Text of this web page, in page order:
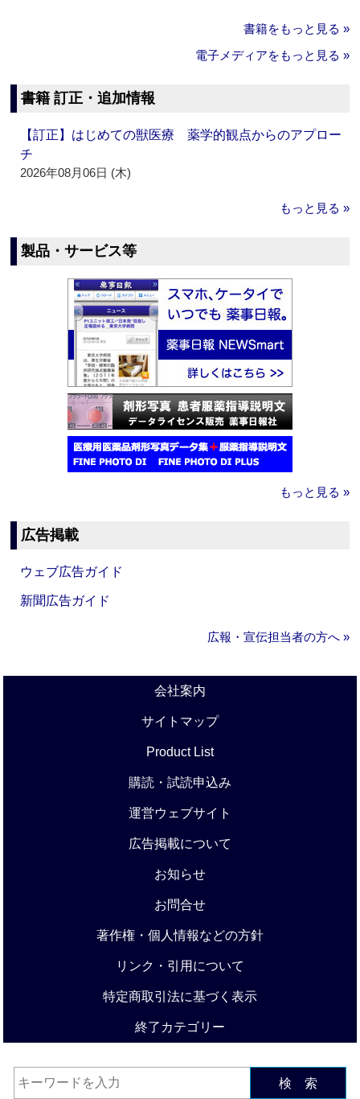
書籍をもっと見る »
電子メディアをもっと見る »
書籍 訂正・追加情報
【訂正】はじめての獣医療 薬学的観点からのアプロー
チ
2026年08月06日 (木)
もっと見る »
製品・サービス等
もっと見る »
広告掲載
ウェブ広告ガイド
新聞広告ガイド
広報・宣伝担当者の方へ »
会社案内
サイトマップ
Product List
購読・試読申込み
運営ウェブサイト
広告掲載について
お知らせ
お問合せ
著作権・個人情報などの方針
リンク・引用について
特定商取引法に基づく表示
終了カテゴリー
検 索